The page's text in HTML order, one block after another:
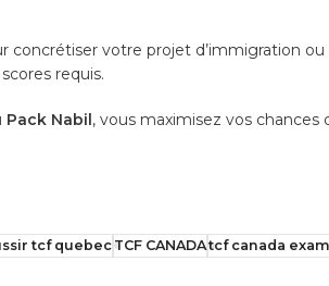
concrétiser votre projet d’immigration
requis.
Pack Nabil, vous maximisez vos chances
tcf quebecTCF CANADAtcf canada exam